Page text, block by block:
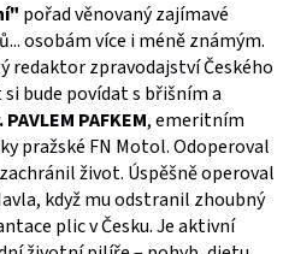
pořad věnovaný zajímavé
... osobám více i méně známým.
redaktor zpravodajství Českého
bude povídat s břišním a
PAVLEM PAFKEM,emeritním
pražské FN Motol. Odoperoval
život. Úspěšně operoval
když mu odstranil zhoubný
plic v Česku. Je aktivní